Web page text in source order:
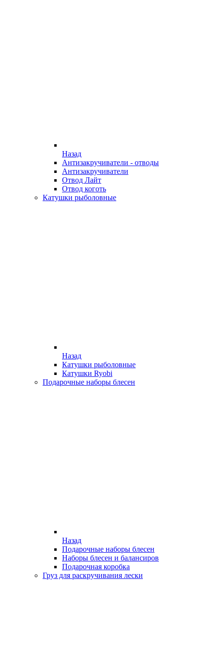
Назад
Антизакручиватели - отводы
Антизакручиватели
Отвод Лайт
Отвод коготь
Катушки рыболовные
Назад
Катушки рыболовные
Катушки Ryobi
Подарочные наборы блесен
Назад
Подарочные наборы блесен
Наборы блесен и балансиров
Подарочная коробка
Груз для раскручивания лески